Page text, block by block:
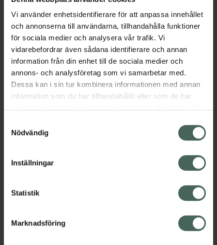
Vi använder enhetsidentifierare för att anpassa innehållet
och annonserna till användarna, tillhandahålla funktioner
för sociala medier och analysera vår trafik. Vi
vidarebefordrar även sådana identifierare och annan
information från din enhet till de sociala medier och
annons- och analysföretag som vi samarbetar med.
Dessa kan i sin tur kombinera informationen med annan
information som du har tillhandahållit eller som de har
återkalla ditt samtycke via webbplatsens
cookieinställningar. Ett återkallat samtycke påverkar inte
lagligheten av behandling som skett innan återkallelsen.
Nödvändig
Inställningar
Statistik
Marknadsföring
Skin-Prep är FILORGAs rengöringsserie som
ger omedelbara och synliga resultat – för en
""new skin""-effekt. Serien är inspirerad av
rengöringstekniker som utförs på estetiska
kliniker.
Jämförpris 2,57 kr /ml
EAN:03540550015019
Kategorier:
Innehåll Visa
Instruktioner Visa